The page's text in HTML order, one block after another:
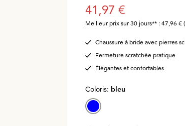
41,97 €
Meilleur prix sur 30 jours** : 47,96 €
Chaussure à bride avec pierres
Fermeture scratchée pratique
Élégantes et confortables
Coloris: bleu